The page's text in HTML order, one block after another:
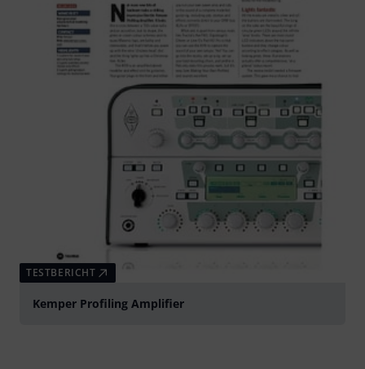
TESTBERICHT
Kemper Profiling Amplifier